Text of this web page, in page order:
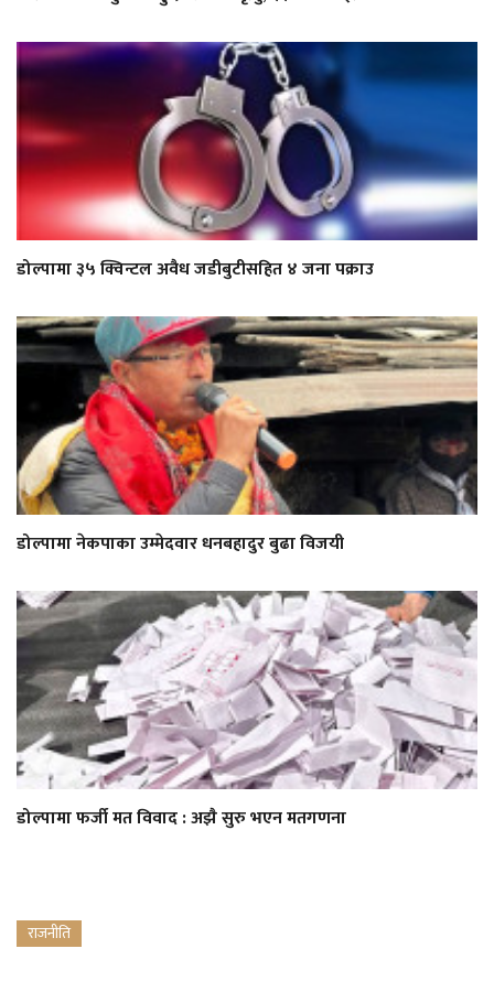
डोल्पामा ३५ क्विन्टल अवैध जडीबुटीसहित ४ जना पक्राउ
डोल्पामा नेकपाका उम्मेदवार धनबहादुर बुढा विजयी
डोल्पामा फर्जी मत विवाद : अझै सुरु भएन मतगणना
राजनीति